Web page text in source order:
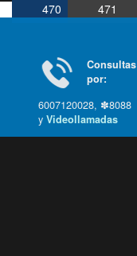
470
471
Consultas
por:
6007120028, ✽8088
yVideollamadas